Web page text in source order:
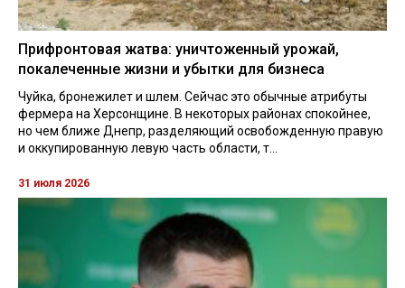
Прифронтовая жатва: уничтоженный урожай,
покалеченные жизни и убытки для бизнеса
Чуйка, бронежилет и шлем. Сейчас это обычные атрибуты
фермера на Херсонщине. В некоторых районах спокойнее,
но чем ближе Днепр, разделяющий освобожденную правую
и оккупированную левую часть области, т...
31 июля 2026